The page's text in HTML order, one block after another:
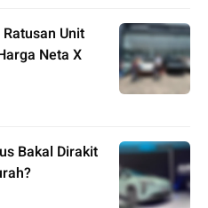
Unit
Neta X
Bakal Dirakit